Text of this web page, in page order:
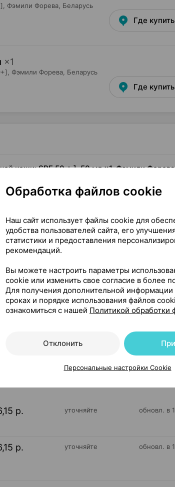
Фэмили Форева , Беларусь
Где купить
×1
Фэмили Форева , Беларусь
Где купить
кожи; SPF 50 + ], 50 мл ×1, Фэмили
кожи; SPF 50 + ]
кожи; SPF 50+], 50 мл ×1, Фэмили
р. уточняйте обновл. в
р. уточняйте обновл. в
Обработка файлов cookie
Наш сайт использует файлы cookie для
удобства пользователей сайта, его
статистики и предоставления
рекомендаций.
Вы можете настроить параметры
cookie или изменить свое согласие в более
Для получения дополнительной информации
сроках и порядке использования файлов
ознакомиться с нашей Политикой обработки
Отклонить
Персональные настройки Cookie